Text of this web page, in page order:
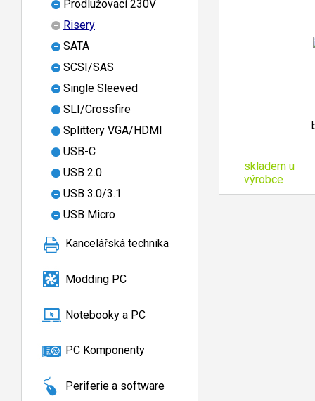
Prodlužovací 230V
Risery
SATA
SCSI/SAS
Single Sleeved
SLI/Crossfire
Splittery VGA/HDMI
USB-C
USB 2.0
USB 3.0/3.1
USB Micro
Kancelářská technika
Modding PC
Notebooky a PC
PC Komponenty
Periferie a software
skladem u
výrobce